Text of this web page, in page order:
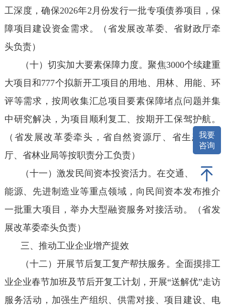
工深度，确保2026年2月份发行一批专项债券项目，保
障项目建设资金需求。（省发展改革委、省财政厅牵
头负责）
（十）切实加大要素保障力度。聚焦3000个续建重
大项目和777个拟新开工项目的用地、用林、用能、环
评等需求，按周收集汇总项目要素保障堵点问题并集
中研究解决，为项目顺利复工、按期开工保驾护航。
（省发展改革委牵头，省自然资源厅、省生态环境
厅、省林业局等按职责分工负责）
（十一）激发民间资本投资活力。在交通、水利、
能源、先进制造业等重点领域，向民间资本发布推介
一批重大项目，举办大型融资服务对接活动。（省发
展改革委牵头负责）
三、推动工业企业增产提效
（十二）开展节后复工复产帮扶服务。全面摸排工
业企业春节加班及节后开复工计划，开展“送解优”走访
服务活动，加强生产组织、供需对接、项目建设、电
我要
咨询